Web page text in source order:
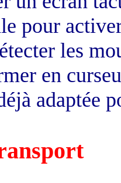
pour
les
en
adaptée